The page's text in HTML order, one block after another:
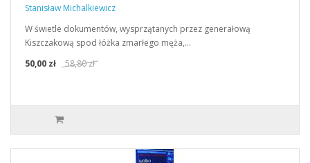
Stanisław Michalkiewicz
W świetle dokumentów, wysprzątanych przez generałową
Kiszczakową spod łóżka zmarłego męża,…
50,00 zł
58,80 zł